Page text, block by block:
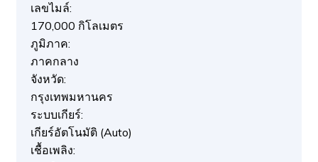
เลขไมล์:
170,000 กิโลเมตร
ภูมิภาค:
ภาคกลาง
จังหวัด:
กรุงเทพมหานคร
ระบบเกียร์:
เกียร์อัตโนมัติ (Auto)
เชื้อเพลิง: